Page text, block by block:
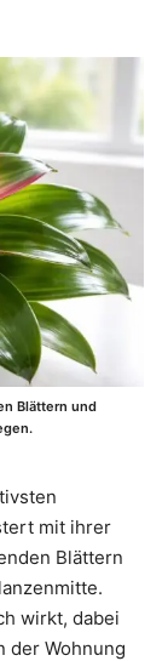
Blättern und
mit ihrer
Blättern
wirkt, dabei
der Wohnung